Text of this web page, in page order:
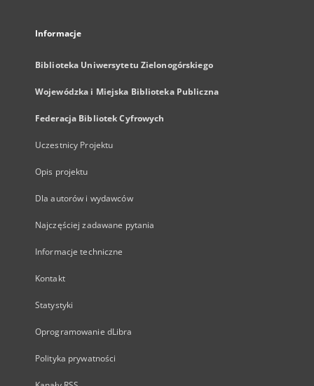
Informacje
Biblioteka Uniwersytetu Zielonogórskiego
Wojewódzka i Miejska Biblioteka Publiczna
Federacja Bibliotek Cyfrowych
Uczestnicy Projektu
Opis projektu
Dla autorów i wydawców
Najczęściej zadawane pytania
Informacje techniczne
Kontakt
Statystyki
Oprogramowanie dLibra
Polityka prywatności